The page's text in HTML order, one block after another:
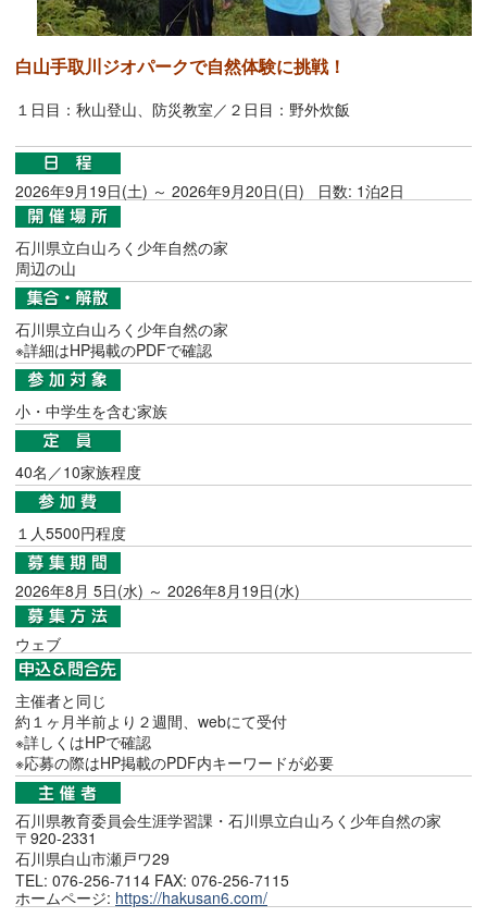
白山手取川ジオパークで自然体験に挑戦！
１日目：秋山登山、防災教室／２日目：野外炊飯
2026年9月19日(土) ～ 2026年9月20日(日) 日数: 1泊2日
石川県立白山ろく少年自然の家
周辺の山
石川県立白山ろく少年自然の家
※詳細はHP掲載のPDFで確認
小・中学生を含む家族
40名／10家族程度
１人5500円程度
2026年8月 5日(水) ～ 2026年8月19日(水)
ウェブ
主催者と同じ
約１ヶ月半前より２週間、webにて受付
※詳しくはHPで確認
※応募の際はHP掲載のPDF内キーワードが必要
石川県教育委員会生涯学習課・石川県立白山ろく少年自然の家
〒920-2331
石川県白山市瀬戸ワ29
TEL: 076-256-7114 FAX: 076-256-7115
ホームページ: https://hakusan6.com/